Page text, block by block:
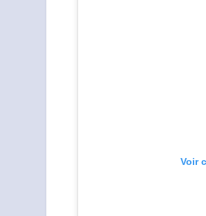
Voir